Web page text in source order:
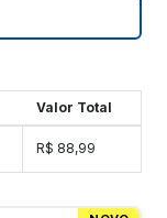
Valor Total
R$ 88,99